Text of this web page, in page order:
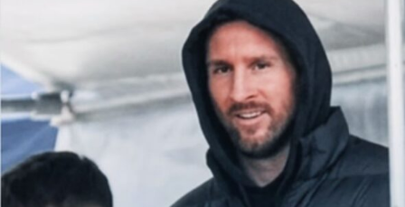
Paolo Goltz se suma como ayudante
de campo
El nuevo cuerpo técnico tendrá además una presencia
conocida para los hinchas sabaleros.
, recientemente retirado como futbolista, se